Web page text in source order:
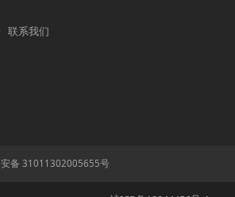
· 联系我们
备 31011302005655号